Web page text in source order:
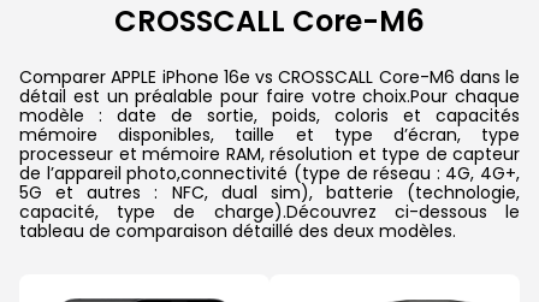
CROSSCALL Core-M6
Comparer APPLE iPhone 16e vs CROSSCALL Core-M6 dans le
détail est un préalable pour faire votre choix.Pour chaque
modèle : date de sortie, poids, coloris et capacités
mémoire disponibles, taille et type d’écran, type
processeur et mémoire RAM, résolution et type de capteur
de l’appareil photo,connectivité (type de réseau : 4G, 4G+,
5G et autres : NFC, dual sim), batterie (technologie,
capacité, type de charge).Découvrez ci-dessous le
tableau de comparaison détaillé des deux modèles.